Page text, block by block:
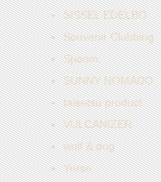
SISSEL EDELBO
Souvenir Clubbing
Spoom.
SUNNY NOMADO
taisetsu product
VULCANIZER
wolf & dog
Yerse